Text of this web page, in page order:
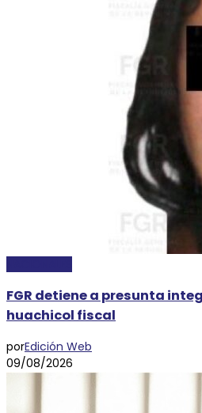
FGR detiene a presunta
huachicol fiscal
porEdición Web
09/08/2026